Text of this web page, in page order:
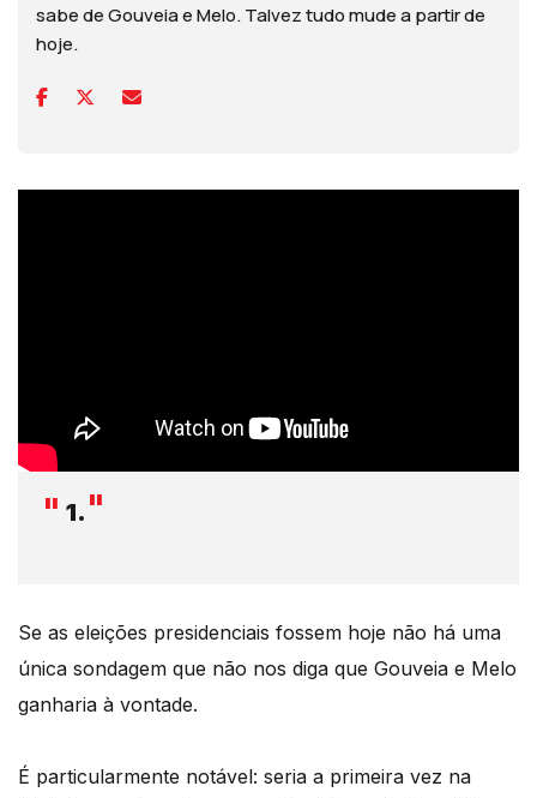
sabe de Gouveia e Melo. Talvez tudo mude a partir de
hoje.
1.
Se as eleições presidenciais fossem hoje não há uma
única sondagem que não nos diga que Gouveia e Melo
ganharia à vontade.
É particularmente notável: seria a primeira vez na